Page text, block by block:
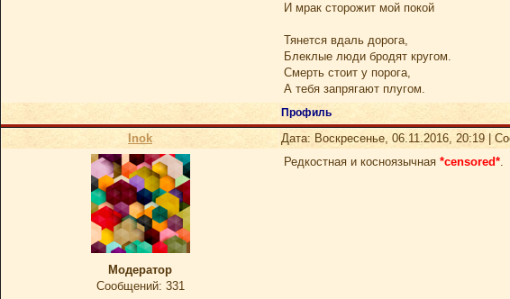
И мрак сторожит мой покой
Тянется вдаль дорога,
Блеклые люди бродят кругом.
Смерть стоит у порога,
А тебя запрягают плугом.
Профиль
Inok Дата: Воскресенье, 06.11.2016, 20:19 |
Модератор
Сообщений: 331
Редкостная и косноязычная *censored*.